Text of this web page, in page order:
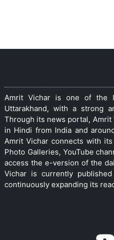
Amrit Vichar is one of the
Uttarakhand, with a strong
Through its news portal,
in Hindi from India and
Amrit Vichar connects with
Photo Galleries, YouTube
access the e-version of the
Vichar is currently published
continuously expanding its